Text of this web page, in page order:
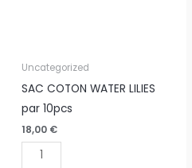
Uncategorized
SAC COTON WATER LILIES
par 10pcs
18,00 €
quantité
de
SAC
COTON
WATER
LILIES